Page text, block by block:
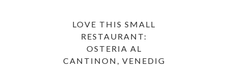
LOVE THIS SMALL
RESTAURANT:
OSTERIA AL
CANTINON, VENEDIG